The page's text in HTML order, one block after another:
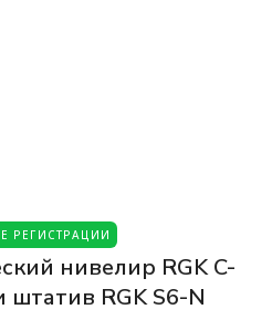
РЕГИСТРАЦИИ
нивелир RGK C-
штатив RGK S6-N